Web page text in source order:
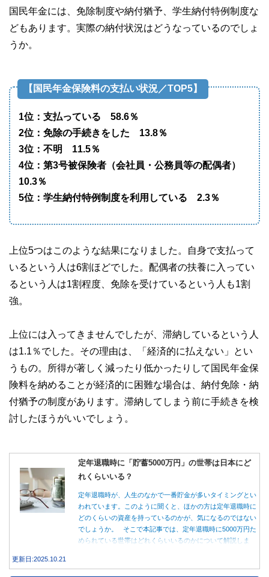
国民年金には、免除制度や納付猶予、学生納付特例制度な
どもあります。実際の納付状況はどうなっているのでしょ
うか。
【国民年金保険料の支払い状況／TOP5】
1位：支払っている 58.6％
2位：免除の手続きをした 13.8％
3位：不明 11.5％
4位：第3号被保険者（会社員・公務員等の配偶者）
10.3％
5位：学生納付特例制度を利用している 2.3％
上位5つはこのような結果になりました。自身で支払って
いるという人は6割ほどでした。配偶者の扶養に入ってい
るという人は1割程度、免除を受けているという人も1割
強。
上位には入ってきませんでしたが、滞納しているという人
は1.1％でした。その理由は、「経済的に払えない」とい
うもの。所得が著しく減ったり低かったりして国民年金保
険料を納めることが経済的に困難な場合は、納付免除・納
付猶予の制度があります。滞納してしまう前に手続きを検
討したほうがいいでしょう。
定年退職時に「貯蓄5000万円」の世帯は日本にど
れくらいいる？
定年退職時が、人生のなかで一番貯金が多いタイミングとい
われています。このように聞くと、ほかの方は定年退職時に
どのくらいの資産を持っているのかが、気になるのではない
でしょうか。 そこで本記事では、定年退職時に5000万円た
められている世帯はどれくらいいるのかについて解説しま
更新日:2025.10.21